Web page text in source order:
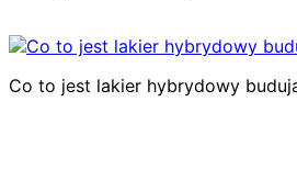
Co to jest lakier hybrydowy